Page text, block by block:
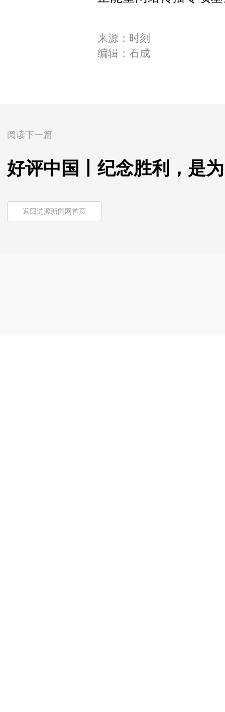
来源：时刻
编辑：石成
阅读下一篇
好评中国丨纪念胜利，是
返回涟源新闻网首页